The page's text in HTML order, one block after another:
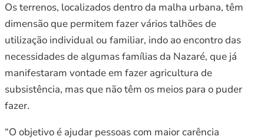
Os terrenos, localizados dentro da malha urbana, têm
dimensão que permitem fazer vários talhões de
utilização individual ou familiar, indo ao encontro das
necessidades de algumas famílias da Nazaré, que já
manifestaram vontade em fazer agricultura de
subsistência, mas que não têm os meios para o puder
fazer.
“O objetivo é ajudar pessoas com maior carência